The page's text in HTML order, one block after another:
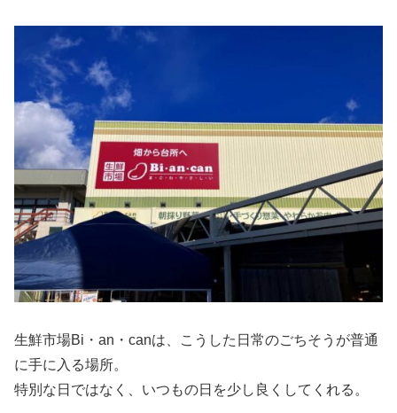
生鮮市場Bi・an・canは、こうした日常のごちそうが普通
に手に入る場所。
特別な日ではなく、いつもの日を少し良くしてくれる。